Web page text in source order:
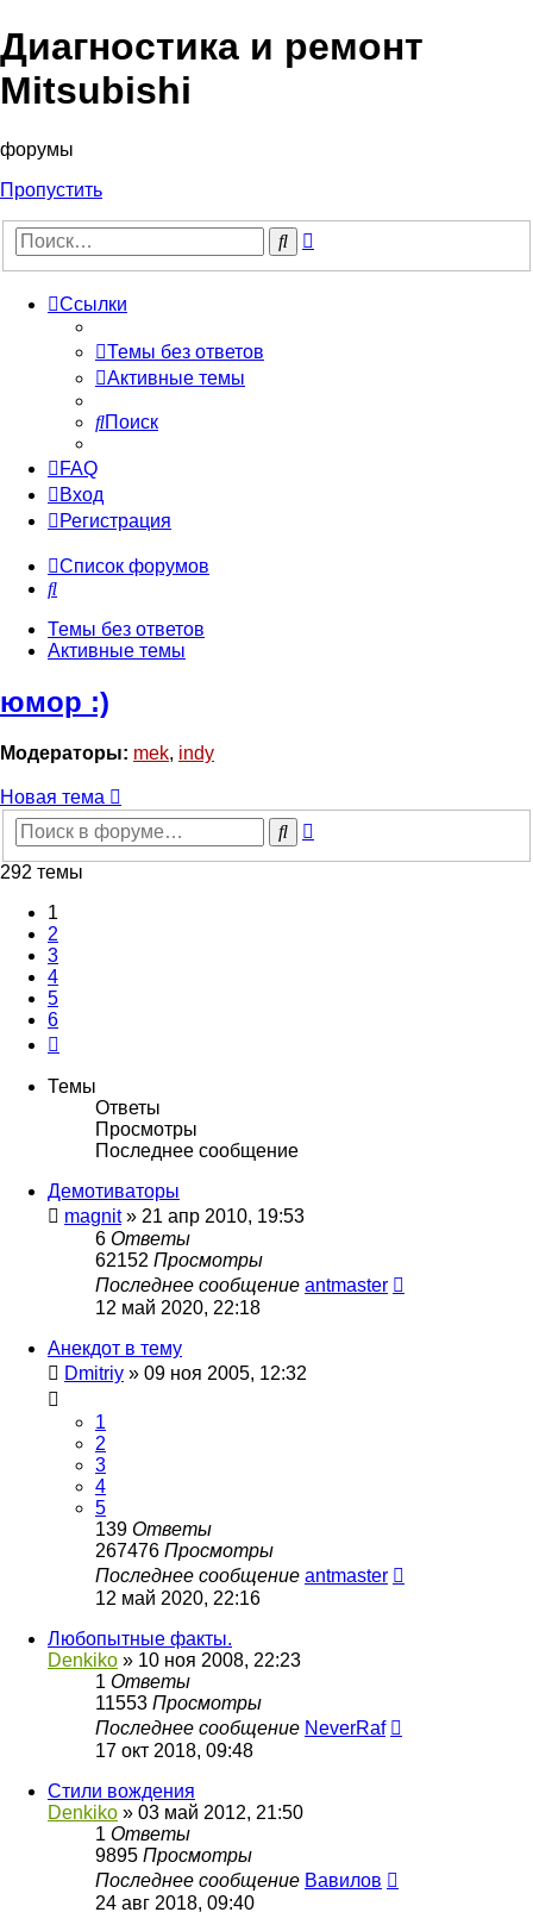
Диагностика и ремонт
Mitsubishi
форумы
Пропустить
Поиск
Ссылки
Темы без ответов
Активные темы
Поиск
FAQ
Вход
Регистрация
Список форумов
Поиск
Темы без ответов
Активные темы
юмор :)
Модераторы: mek, indy
Новая тема
Поиск
292 темы
1
2
3
4
5
6
Темы
Ответы
Просмотры
Последнее сообщение
Демотиваторы
magnit» 21 апр 2010, 19:53
6 Ответы
62152 Просмотры
Последнее сообщение antmaster
12 май 2020, 22:18
Анекдот в тему
Dmitriy » 09 ноя 2005, 12:32
1
2
3
4
5
139 Ответы
267476 Просмотры
Последнее сообщение antmaster
12 май 2020, 22:16
Любопытные факты.
Denkiko » 10 ноя 2008, 22:23
1 Ответы
11553 Просмотры
Последнее сообщение NeverRaf
17 окт 2018, 09:48
Стили вождения
Denkiko » 03 май 2012, 21:50
1 Ответы
9895 Просмотры
Последнее сообщение Вавилов
24 авг 2018, 09:40